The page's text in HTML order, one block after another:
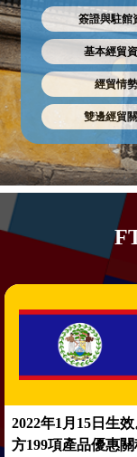
簽證與駐館
基本經貿
經貿情勢
雙邊經貿
2022年1月15日生
方199項產品優惠